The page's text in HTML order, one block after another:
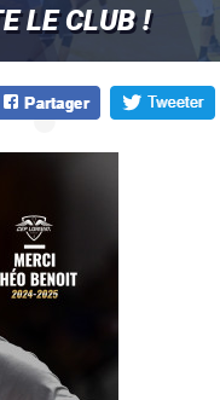
LE CLUB !